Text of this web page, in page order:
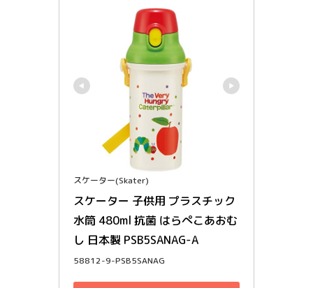
スケーター(Skater)
スケーター 子供用 プラスチック
水筒 480ml 抗菌 はらぺこあおむ
し 日本製 PSB5SANAG-A
58812-9-PSB5SANAG